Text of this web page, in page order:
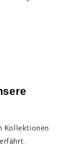
Kollektionen